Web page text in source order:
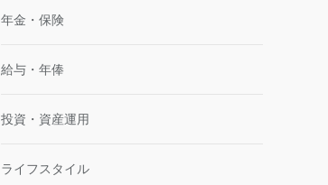
年金・保険
給与・年俸
投資・資産運用
ライフスタイル